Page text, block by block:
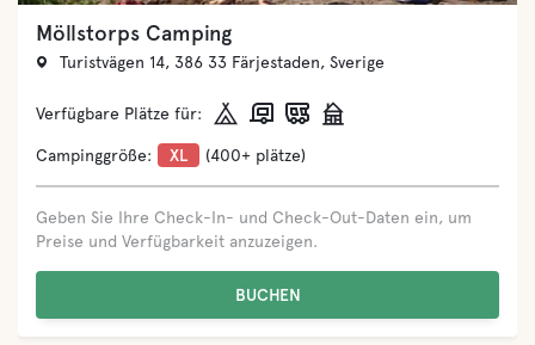
Möllstorps Camping
Turistvägen 14, 386 33 Färjestaden, Sverige
Verfügbare Plätze für:
Campinggröße: XL (400+ plätze)
Geben Sie Ihre Check-In- und Check-Out-Daten ein, um
Preise und Verfügbarkeit anzuzeigen.
BUCHEN